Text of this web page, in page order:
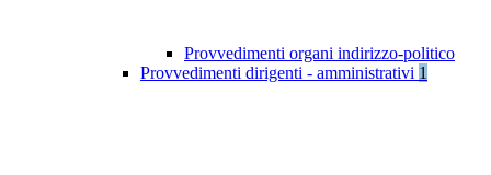
Provvedimenti organi indirizzo-politico
Provvedimenti dirigenti - amministrativi 1